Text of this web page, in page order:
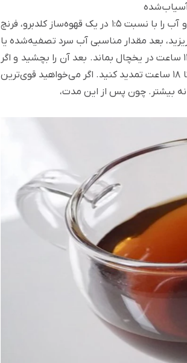
آسیاب‌شده
(عربیکای 100 درصد با رست مدیوم یا دارک) تهیه کنید. حالا قهوه و آب را با نسبت 1:5 در یک قهوه‌ساز کلدبرو، فرنچ
بعد مقدار مناسبی آب سرد تصفیه‌شده یا
آب معدنی به آن اضافه کنید و در ظرف را ببندید. اجازه دهید مخلوط 12 تا 14 ساعت در یخچال بماند. بعد آن را بچشید و اگر
هنوز طعمش به اندازه مورد نظرتان قوی نشده، بازه کلی ماندن در یخچال را تا 18 ساعت تمدید کنید. اگر می‌خواهید قوی‌ترین